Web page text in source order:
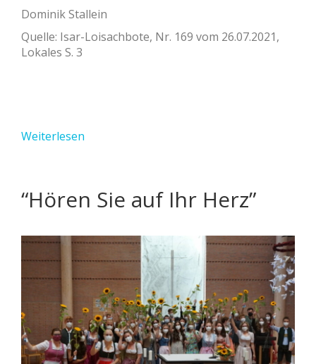
Dominik Stallein
Quelle: Isar-Loisachbote, Nr. 169 vom 26.07.2021,
Lokales S. 3
Weiterlesen
“Hören Sie auf Ihr Herz”